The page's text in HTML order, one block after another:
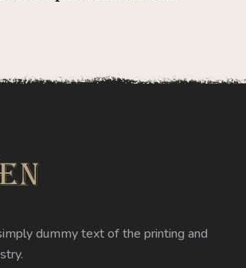
dummy text of the printing and